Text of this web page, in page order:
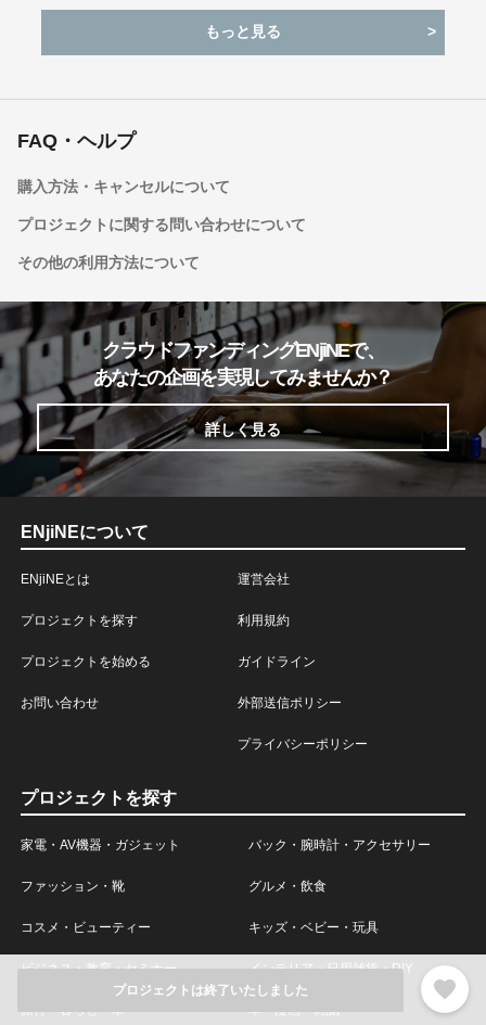
プロジェクトは終了いたしました favorite
もっと見る
FAQ・ヘルプ
購入方法・キャンセルについて
プロジェクトに関する問い合わせについて
その他の利用方法について
クラウドファンディングENjiNEで、
あなたの企画を実現してみませんか？
詳しく見る
ENjiNEについて
ENjiNEとは
プロジェクトを探す
プロジェクトを始める
お問い合わせ
運営会社
利用規約
ガイドライン
外部送信ポリシー
プライバシーポリシー
プロジェクトを探す
家電・AV機器・ガジェット バック・腕時計・アクセサリー
ファッション・靴 グルメ・飲食
コスメ・ビューティー キッズ・ベビー・玩具
ビジネス・教育・セミナー インテリア・日用雑貨・DIY
旅行・暮らし・車 本・漫画・雑誌